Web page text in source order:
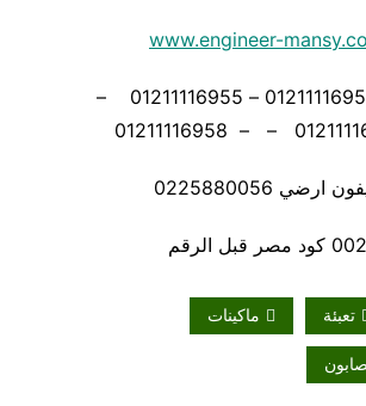
www.engineer-
موبايل: 01211116954 – 01211116955 –
ارضي 0225880056
002 كود مصر قبل الرقم
تعبئة ماكينات